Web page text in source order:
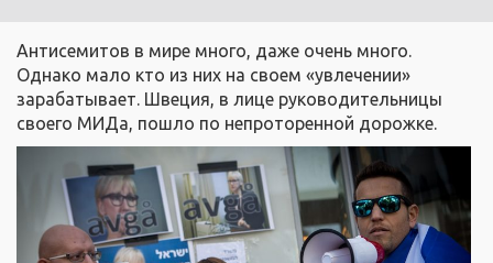
Антисемитов в мире много, даже очень много.
Однако мало кто из них на своем «увлечении»
зарабатывает. Швеция, в лице руководительницы
своего МИДа, пошло по непроторенной дорожке.